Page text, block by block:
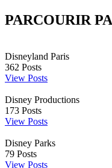
PARCOURIR
Disneyland Paris
362 Posts
View Posts
Disney Productions
173 Posts
View Posts
Disney Parks
79 Posts
View Posts